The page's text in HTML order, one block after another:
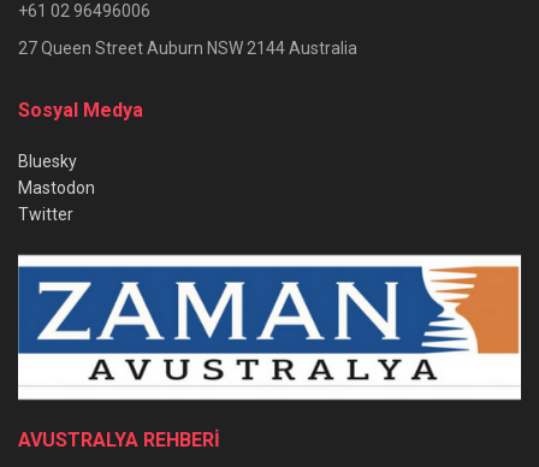
+61 02 96496006
27 Queen Street Auburn NSW 2144 Australia
Sosyal Medya
Bluesky
Mastodon
Twitter
AVUSTRALYA REHBERİ